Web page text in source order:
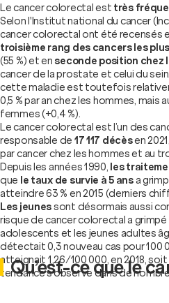
Le cancer colorectal est très
Selon l'Institut national du cancer
cancer colorectal ont été recensés
troisième rang des cancers les
(55 %) et en seconde position chez
cancer de la prostate et celui du sein.
cette maladie est toutefois
0,5 % par an chez les hommes,
femmes (+0,4 %).
Le cancer colorectal est l’un des
responsable de 17 117 décèsen
par cancer chez les hommes et au
Depuis les années 1990, les
que le taux de survie à 5 ansa
atteindre 63 % en 2015 (derniers
Les jeunessont désormais aussi
risque de cancer colorectal a grimpé
adolescents et les jeunes adultes
détectait 0,3 nouveau cas pour 100
atteignait 1,26/100 000, en 2018,
tendance s’observe dans de
Qu’est-ce que le